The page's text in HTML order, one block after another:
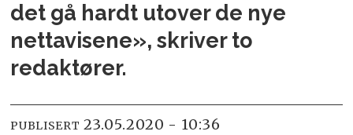
det gå hardt utover de nye
nettavisene», skriver to
redaktører.
PUBLISERT 23.05.2020 - 10:36